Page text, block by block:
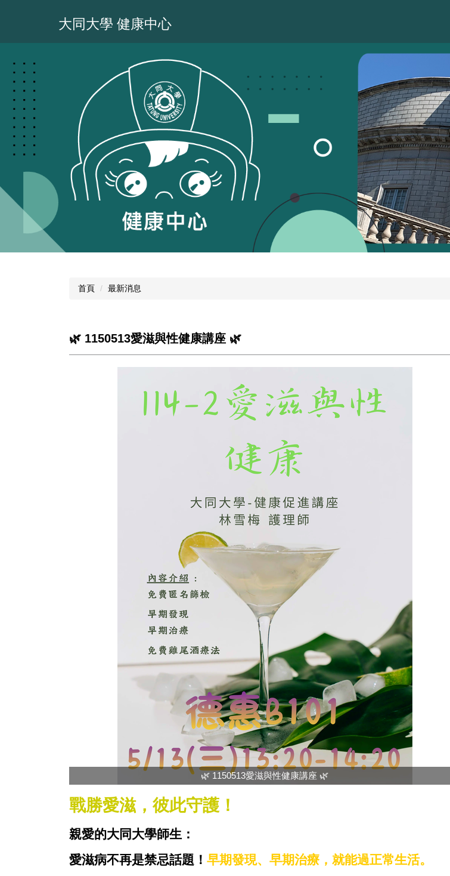
容
區
大同大學 健康中心
首頁 最新消息
🌿 1150513愛滋與性健康講座 🌿
🌿 1150513愛滋與性健康講座 🌿
戰勝愛滋，彼此守護！
親愛的大同大學師生：
愛滋病不再是禁忌話題！ 早期發現、早期治療，就能過正常生活。